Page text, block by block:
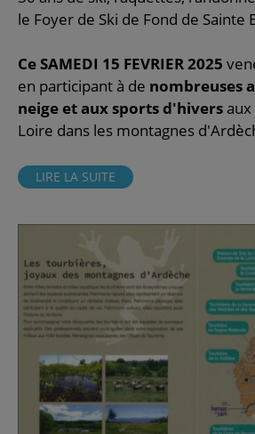
le Foyer de Ski de Fond de Sainte
Ce SAMEDI 15 FEVRIER 2025
en participant à de nombreuses
neige et aux sports d'hivers
Loire dans les montagnes
LIRE LA SUITE